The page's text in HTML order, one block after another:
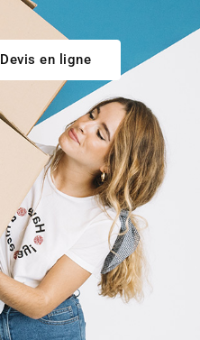
Devis en ligne